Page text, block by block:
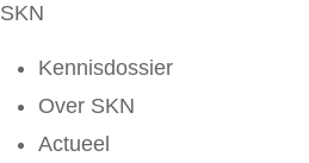
SKN
Kennisdossier
Over SKN
Actueel